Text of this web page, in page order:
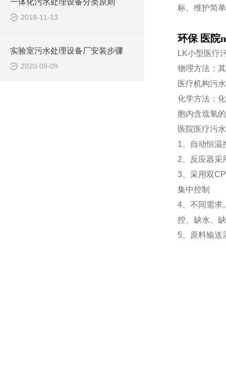
一体化污水处理设备分类原则
2018-11-13
实验室污水处理设备厂安装步骤
2020-09-09
标、维护简
环保 医院
LK小型医疗
物理方法：
医疗机构污
化学方法：
胞内含巯氢
医院医疗污
1、自动恒温
2、反应器采
3、采用双
集中控制
4、不同需求
控、缺水、
5、原料输送